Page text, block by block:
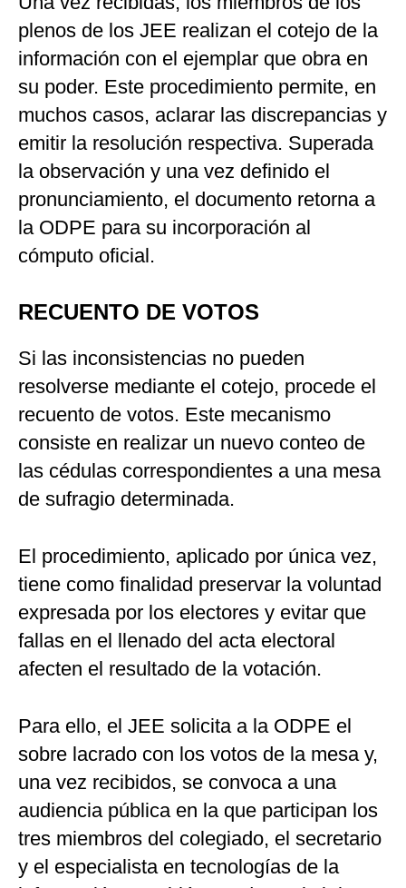
plenos de los JEE realizan el cotejo de la
información con el ejemplar que obra en
su poder. Este procedimiento permite, en
muchos casos, aclarar las discrepancias y
emitir la resolución respectiva. Superada
la observación y una vez definido el
pronunciamiento, el documento retorna a
la ODPE para su incorporación al
cómputo oficial.
RECUENTO DE VOTOS
Si las inconsistencias no pueden
resolverse mediante el cotejo, procede el
recuento de votos. Este mecanismo
consiste en realizar un nuevo conteo de
las cédulas correspondientes a una mesa
de sufragio determinada.
El procedimiento, aplicado por única vez,
tiene como finalidad preservar la voluntad
expresada por los electores y evitar que
fallas en el llenado del acta electoral
afecten el resultado de la votación.
Para ello, el JEE solicita a la ODPE el
sobre lacrado con los votos de la mesa y,
una vez recibidos, se convoca a una
audiencia pública en la que participan los
tres miembros del colegiado, el secretario
y el especialista en tecnologías de la